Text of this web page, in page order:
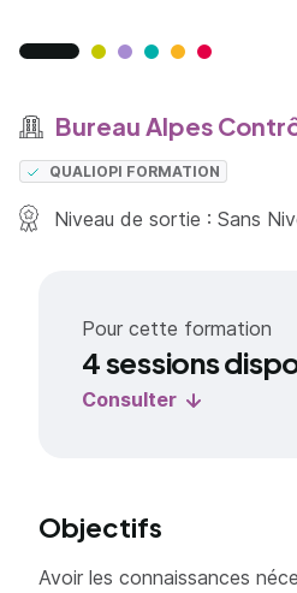
Bureau Alpes
QUALIOPI FORMATION
Niveau de sortie : Sans
Pour cette formation
4 sessions
Consulter
Objectifs
Avoir les connaissances